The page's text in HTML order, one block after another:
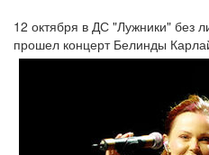
12 октября в ДС "Лужники" без
прошел концерт Белинды